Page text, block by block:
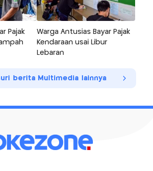
Pajak
Warga Antusias Bayar Pajak
Kendaraan usai Libur
Lebaran
berita Multimedia lainnya